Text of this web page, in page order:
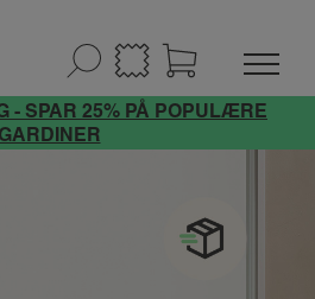
- SPAR 25% PÅ POPULÆRE
GARDINER